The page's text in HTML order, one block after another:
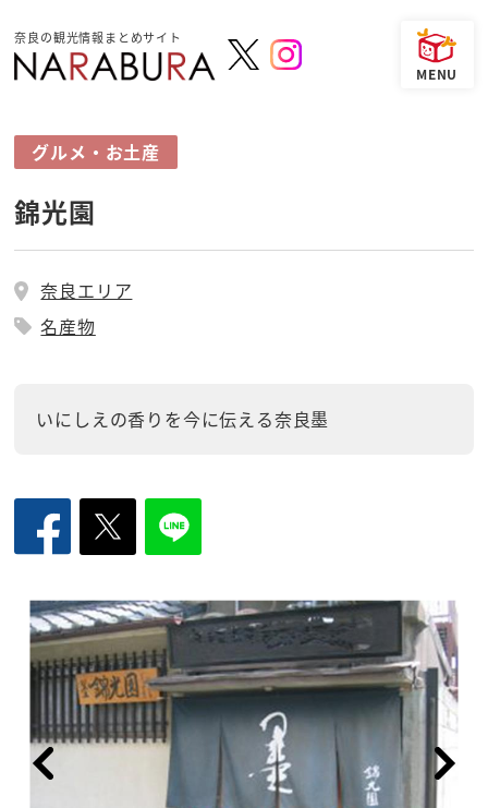
奈良の観光情報まとめサイト
グルメ・お土産
錦光園
奈良エリア
名産物
いにしえの香りを今に伝える奈良墨